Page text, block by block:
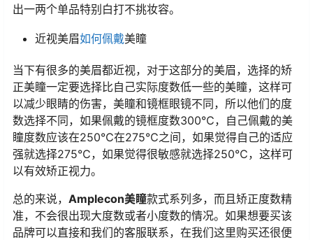
出一两个单品特别白打不挑妆容。
近视美眉如何佩戴美瞳
当下有很多的美眉都近视，对于这部分的美眉，选择的矫
正美瞳一定要选择比自己实际度数低一些的美瞳，这样可
以减少眼睛的伤害，美瞳和镜框眼镜不同，所以他们的度
数选择不同，如果佩戴的镜框度数300℃，自己佩戴的美
瞳度数应该在250℃在275℃之间，如果觉得自己的适应
强就选择275℃，如果觉得很敏感就选择250℃，这样可
以有效矫正视力。
总的来说， Amplecon美瞳款式系列多，而且矫正度数精
准，不会很出现大度数或者小度数的情况。如果想要买该
品牌可以直接和我们的客服联系，在我们这里购买还很便